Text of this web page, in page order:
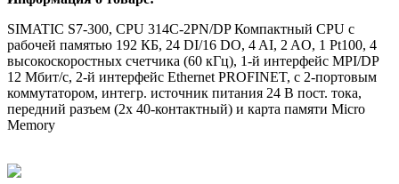
SIMATIC S7-300, CPU 314C-2PN/DP Компактный CPU с
рабочей памятью 192 КБ, 24 DI/16 DO, 4 AI, 2 AO, 1 Pt100, 4
высокоскоростных счетчика (60 кГц), 1-й интерфейс MPI/DP
12 Мбит/с, 2-й интерфейс Ethernet PROFINET, с 2-портовым
коммутатором, интегр. источник питания 24 В пост. тока,
передний разъем (2x 40-контактный) и карта памяти Micro
Memory